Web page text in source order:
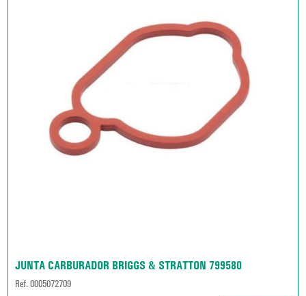
JUNTA CARBURADOR BRIGGS & STRATTON 799580
Ref. 0005072709